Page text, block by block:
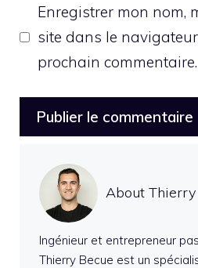
Enregistrer mon nom,
site dans le
prochain commentaire.
About Thierry
Ingénieur et entrepreneur
Thierry Becue est un